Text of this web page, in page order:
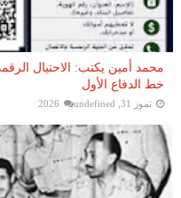
محمد أمين يكتب: الاحتيال
خط الدفاع الأول
تموز 31, 2026 undefined